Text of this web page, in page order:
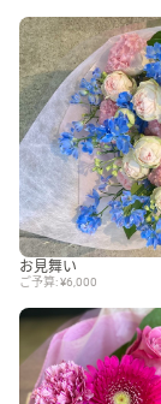
お見舞い
ご予算: ¥6,000